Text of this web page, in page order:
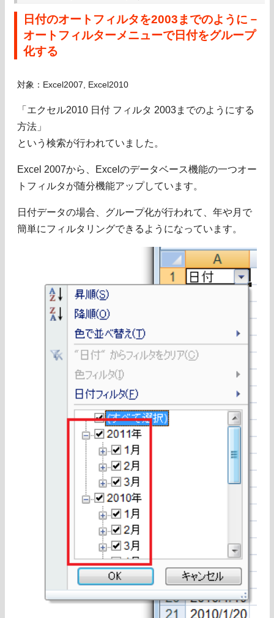
日付のオートフィルタを2003までのように－
オートフィルターメニューで日付をグループ
化する
対象：Excel2007, Excel2010
「エクセル2010 日付 フィルタ 2003までのようにする
方法」
という検索が行われていました。
Excel 2007から、Excelのデータベース機能の一つオー
トフィルタが随分機能アップしています。
日付データの場合、グループ化が行われて、年や月で
簡単にフィルタリングできるようになっています。